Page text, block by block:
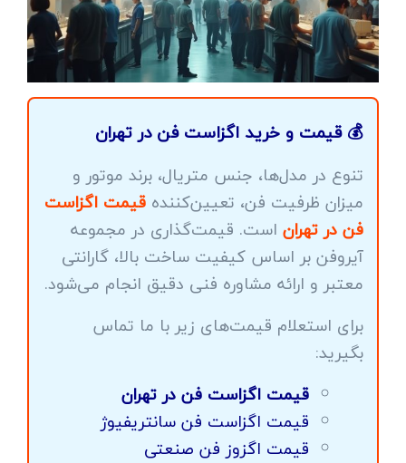
💰 قیمت و خرید اگزاست فن در تهران
تنوع در مدل‌ها، جنس متریال، برند موتور و
میزان ظرفیت فن، تعیین‌کننده قیمت اگزاست
فن در تهران است. قیمت‌گذاری در مجموعه
آیروفن بر اساس کیفیت ساخت بالا، گارانتی
معتبر و ارائه مشاوره فنی دقیق انجام می‌شود.
برای استعلام قیمت‌های زیر با ما تماس
بگیرید:
قیمت اگزاست فن در تهران
قیمت اگزاست فن سانتریفیوژ
قیمت اگزوز فن صنعتی